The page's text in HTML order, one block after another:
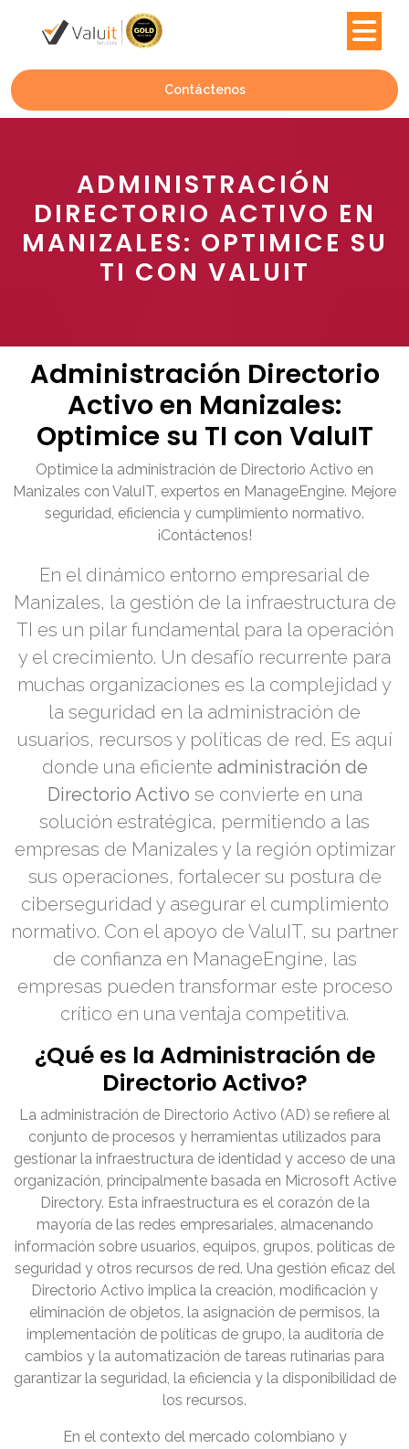
Contáctenos
ADMINISTRACIÓN
DIRECTORIO ACTIVO EN
MANIZALES: OPTIMICE SU
TI CON VALUIT
Administración Directorio
Activo en Manizales:
Optimice su TI con ValuIT
Optimice la administración de Directorio Activo en
Manizales con ValuIT, expertos en ManageEngine. Mejore
seguridad, eficiencia y cumplimiento normativo.
¡Contáctenos!
En el dinámico entorno empresarial de
Manizales, la gestión de la infraestructura de
TI es un pilar fundamental para la operación
y el crecimiento. Un desafío recurrente para
muchas organizaciones es la complejidad y
la seguridad en la administración de
usuarios, recursos y políticas de red. Es aquí
donde una eficiente administración de
Directorio Activo se convierte en una
solución estratégica, permitiendo a las
empresas de Manizales y la región optimizar
sus operaciones, fortalecer su postura de
ciberseguridad y asegurar el cumplimiento
normativo. Con el apoyo de ValuIT, su partner
de confianza en ManageEngine, las
empresas pueden transformar este proceso
crítico en una ventaja competitiva.
¿Qué es la Administración de
Directorio Activo?
La administración de Directorio Activo (AD) se refiere al
conjunto de procesos y herramientas utilizados para
gestionar la infraestructura de identidad y acceso de una
organización, principalmente basada en Microsoft Active
Directory. Esta infraestructura es el corazón de la
mayoría de las redes empresariales, almacenando
información sobre usuarios, equipos, grupos, políticas de
seguridad y otros recursos de red. Una gestión eficaz del
Directorio Activo implica la creación, modificación y
eliminación de objetos, la asignación de permisos, la
implementación de políticas de grupo, la auditoría de
cambios y la automatización de tareas rutinarias para
garantizar la seguridad, la eficiencia y la disponibilidad de
los recursos.
En el contexto del mercado colombiano y